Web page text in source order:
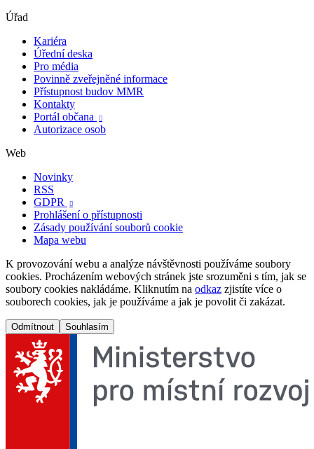
Úřad
Kariéra
Úřední deska
Pro média
Povinně zveřejněné informace
Přístupnost budov MMR
Kontakty
Portál občana

Autorizace osob
Web
Novinky
RSS
GDPR

Prohlášení o přístupnosti
Zásady používání souborů cookie
Mapa webu
K provozování webu a analýze návštěvnosti používáme soubory
cookies. Procházením webových stránek jste srozuměni s tím, jak se
soubory cookies nakládáme. Kliknutím na odkaz zjistíte více o
souborech cookies, jak je používáme a jak je povolit či zakázat.
Odmítnout Souhlasím